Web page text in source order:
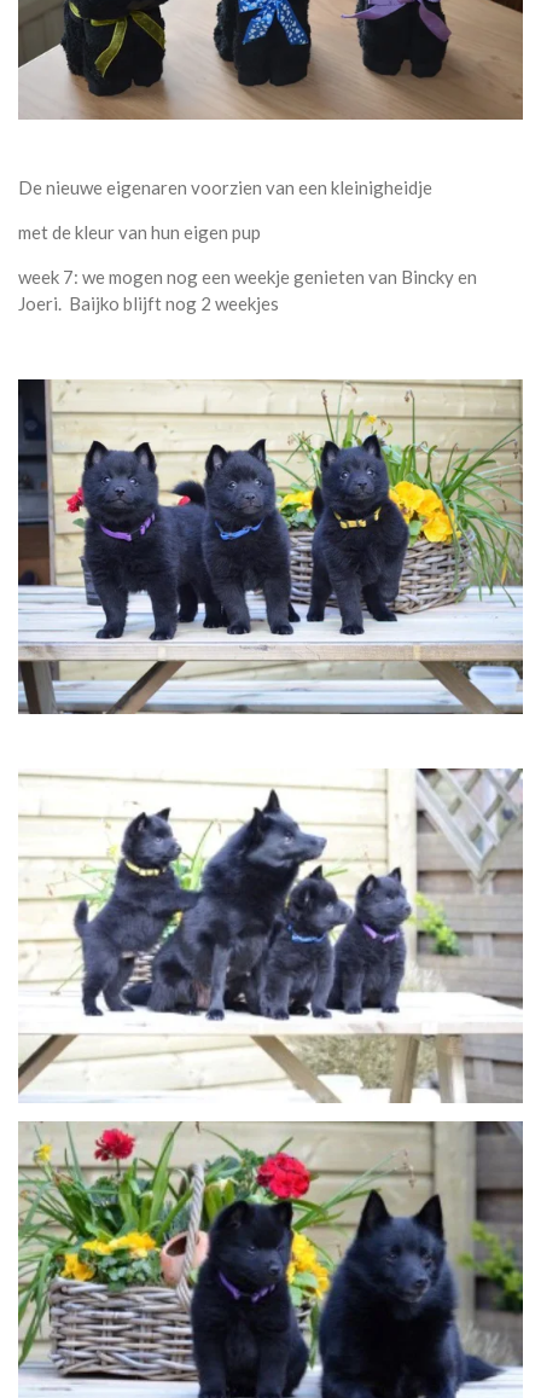
De nieuwe eigenaren voorzien van een kleinigheidje
met de kleur van hun eigen pup
week 7: we mogen nog een weekje genieten van Bincky en
Joeri. Baijko blijft nog 2 weekjes